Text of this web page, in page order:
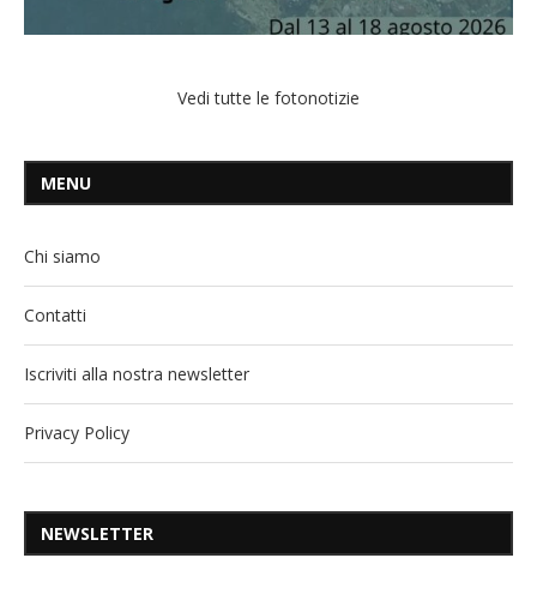
Vedi tutte le fotonotizie
MENU
Chi siamo
Contatti
Iscriviti alla nostra newsletter
Privacy Policy
NEWSLETTER